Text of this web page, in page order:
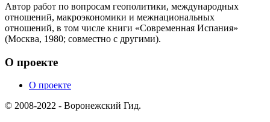
Автор работ по вопросам геополитики, международных
отношений, макроэкономики и межнациональных
отношений, в том числе книги «Современная Испания»
(Москва, 1980; совместно с другими).
О проекте
О проекте
© 2008-2022 - Воронежский Гид.